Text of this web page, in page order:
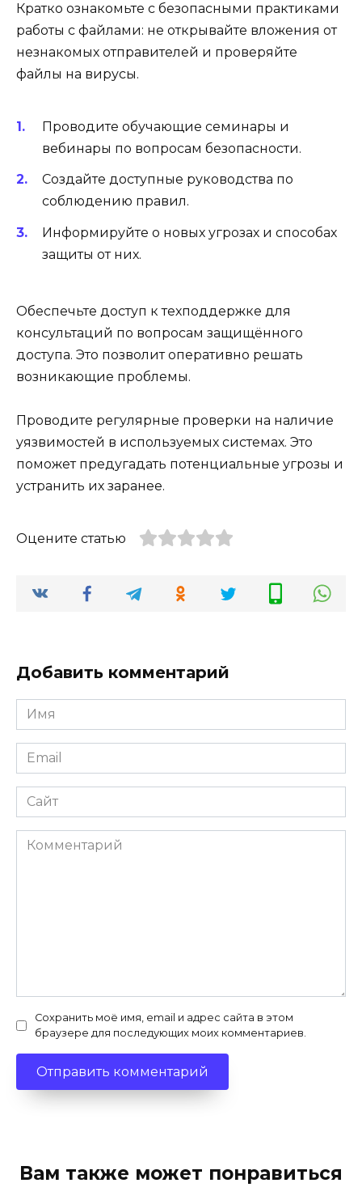
Кратко ознакомьте с безопасными практиками
работы с файлами: не открывайте вложения от
незнакомых отправителей и проверяйте
файлы на вирусы.
Проводите обучающие семинары и
вебинары по вопросам безопасности.
Создайте доступные руководства по
соблюдению правил.
Информируйте о новых угрозах и способах
защиты от них.
Обеспечьте доступ к техподдержке для
консультаций по вопросам защищённого
доступа. Это позволит оперативно решать
возникающие проблемы.
Проводите регулярные проверки на наличие
уязвимостей в используемых системах. Это
поможет предугадать потенциальные угрозы и
устранить их заранее.
Оцените статью
Добавить комментарий
Имя
*
Email
*
Сайт
Комментарий
Сохранить моё имя, email и адрес сайта в этом
браузере для последующих моих комментариев.
Вам также может понравиться